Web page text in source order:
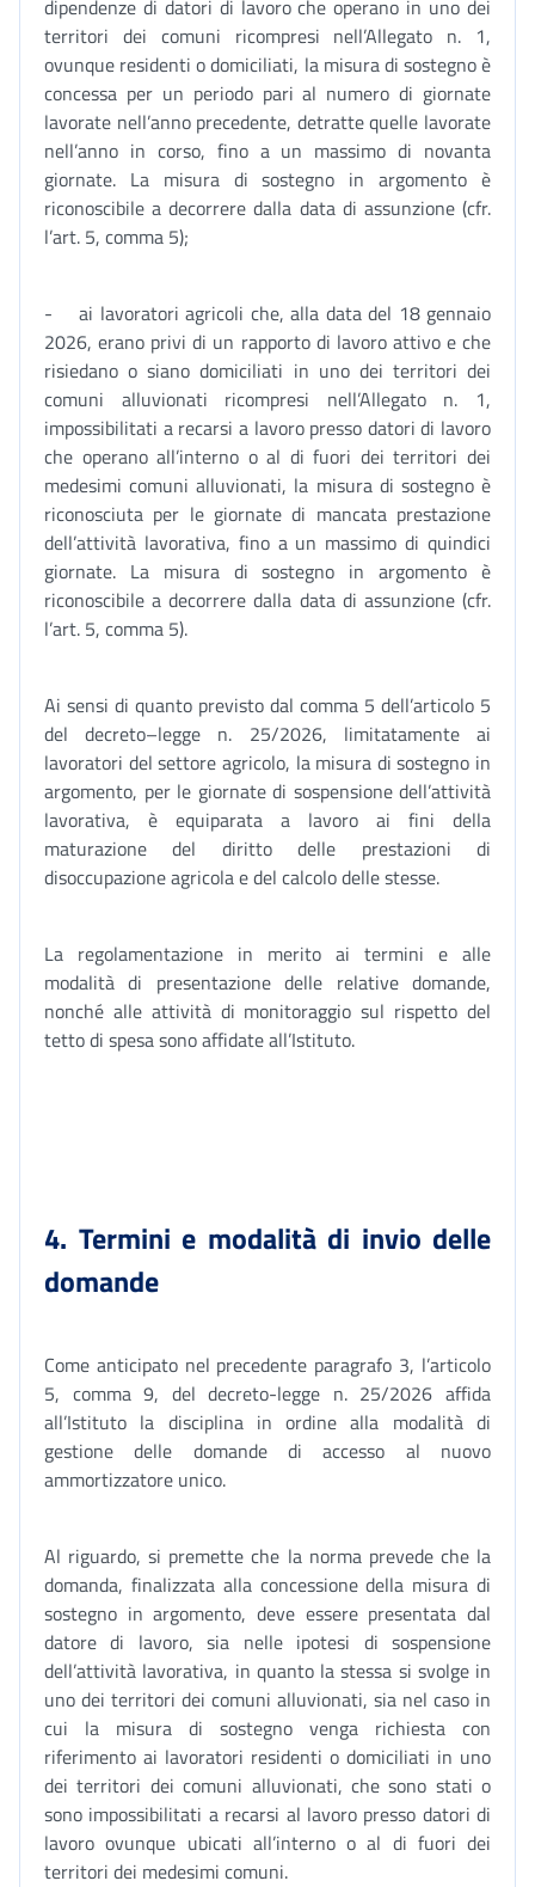
dipendenze di datori di lavoro che operano in uno dei
territori dei comuni ricompresi nell’Allegato n. 1,
ovunque residenti o domiciliati, la misura di sostegno è
concessa per un periodo pari al numero di giornate
lavorate nell’anno precedente, detratte quelle lavorate
nell’anno in corso, fino a un massimo di novanta
giornate. La misura di sostegno in argomento è
riconoscibile a decorrere dalla data di assunzione (cfr.
l’art. 5, comma 5);
- ai lavoratori agricoli che, alla data del 18 gennaio
2026, erano privi di un rapporto di lavoro attivo e che
risiedano o siano domiciliati in uno dei territori dei
comuni alluvionati ricompresi nell’Allegato n. 1,
impossibilitati a recarsi a lavoro presso datori di lavoro
che operano all’interno o al di fuori dei territori dei
medesimi comuni alluvionati, la misura di sostegno è
riconosciuta per le giornate di mancata prestazione
dell’attività lavorativa, fino a un massimo di quindici
giornate. La misura di sostegno in argomento è
riconoscibile a decorrere dalla data di assunzione (cfr.
l’art. 5, comma 5).
Ai sensi di quanto previsto dal comma 5 dell’articolo 5
del decreto–legge n. 25/2026, limitatamente ai
lavoratori del settore agricolo, la misura di sostegno in
argomento, per le giornate di sospensione dell’attività
lavorativa, è equiparata a lavoro ai fini della
maturazione del diritto delle prestazioni di
disoccupazione agricola e del calcolo delle stesse.
La regolamentazione in merito ai termini e alle
modalità di presentazione delle relative domande,
nonché alle attività di monitoraggio sul rispetto del
tetto di spesa sono affidate all’Istituto.
4. Termini e modalità di invio delle
domande
Come anticipato nel precedente paragrafo 3, l’articolo
5, comma 9, del decreto-legge n. 25/2026 affida
all’Istituto la disciplina in ordine alla modalità di
gestione delle domande di accesso al nuovo
ammortizzatore unico.
Al riguardo, si premette che la norma prevede che la
domanda, finalizzata alla concessione della misura di
sostegno in argomento, deve essere presentata dal
datore di lavoro, sia nelle ipotesi di sospensione
dell’attività lavorativa, in quanto la stessa si svolge in
uno dei territori dei comuni alluvionati, sia nel caso in
cui la misura di sostegno venga richiesta con
riferimento ai lavoratori residenti o domiciliati in uno
dei territori dei comuni alluvionati, che sono stati o
sono impossibilitati a recarsi al lavoro presso datori di
lavoro ovunque ubicati all’interno o al di fuori dei
territori dei medesimi comuni.